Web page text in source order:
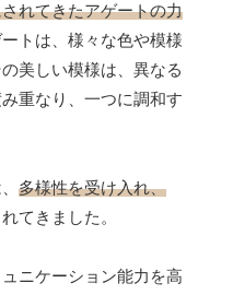
れてきたアゲートの力
トは、様々な色や模様
美しい模様は、異なる
重なり、一つに調和す
多様性を受け入れ、
てきました。
ニケーション能力を高